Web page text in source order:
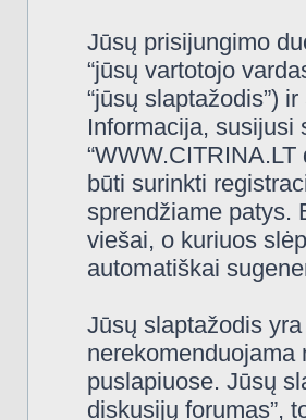
Jūsų prisijungimo
“jūsų vartotojo
“jūsų slaptažodis”)
Informacija, susijusi
būti surinkti
sprendžiame patys.
viešai, o kuriuos
automatiškai
Jūsų slaptažodis
nerekomenduojama
puslapiuose. Jūsų
diskusijų forumas”,